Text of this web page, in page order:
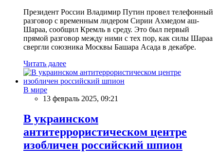
Президент России Владимир Путин провел телефонный
разговор с временным лидером Сирии Ахмедом аш-
Шараа, сообщил Кремль в среду. Это был первый
прямой разговор между ними с тех пор, как силы Шараа
свергли союзника Москвы Башара Асада в декабре.
Читать далее
В мире
13 февраль 2025, 09:21
В украинском
антитеррористическом центре
изобличен российский шпион